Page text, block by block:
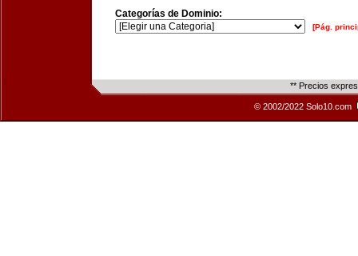
Categorías de Dominio:
[Pág.
** Precios
© 2002/2022 Solo10.com